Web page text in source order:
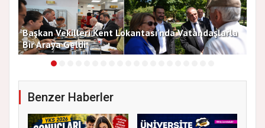
Başkan Vekilleri Kent Lokantası'nda Vatandaşlarla
Bir Araya Geldi
Benzer Haberler